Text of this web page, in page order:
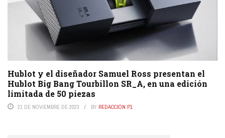
Hublot y el diseñador Samuel Ross presentan el
Hublot Big Bang Tourbillon SR_A, en una edición
limitada de 50 piezas
21 DE NOVIEMBRE DE 2023 BY REDACCIÓN P1